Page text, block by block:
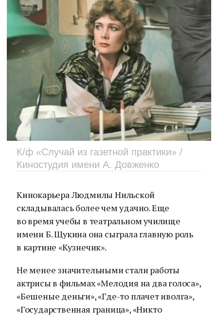
К/ф «Случай из газетной практики» /
Киностудия имени А. Довженко
Кинокарьера Людмилы Нильской
складывалась более чем удачно. Еще
во время учебы в театральном училище
имени Б. Щукина она сыграла главную роль
в картине «Кузнечик».
Не менее значительными стали работы
актрисы в фильмах «Мелодия на два голоса»,
«Бешеные деньги», «Где-то плачет иволга»,
«Государственная граница», «Никто